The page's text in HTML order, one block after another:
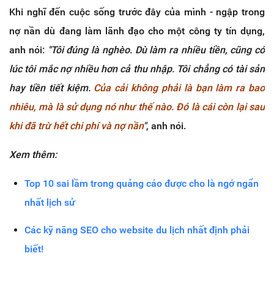
Khi nghĩ đến cuộc sống trước đây của mình - ngập trong
nợ nần dù đang làm lãnh đạo cho một công ty tín dụng,
anh nói: "Tôi đúng là nghèo. Dù làm ra nhiều tiền, cũng có
lúc tôi mắc nợ nhiều hơn cả thu nhập. Tôi chẳng có tài sản
hay tiền tiết kiệm. Của cải không phải là bạn làm ra bao
nhiêu, mà là sử dụng nó như thế nào. Đó là cái còn lại sau
khi đã trừ hết chi phí và nợ nần", anh nói.
Xem thêm:
Top 10 sai lầm trong quảng cáo được cho là ngớ ngẩn
nhất lịch sử
Các kỹ năng SEO cho website du lịch nhất định phải
biết!